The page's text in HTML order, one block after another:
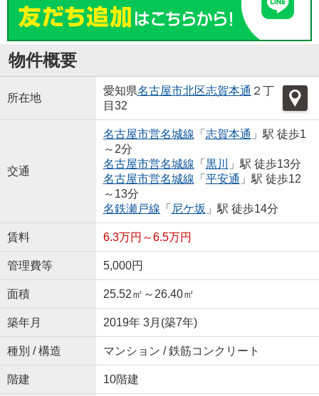
物件概要
所在地
愛知県名古屋市北区志賀本通 ２丁
目32
交通
名古屋市営名城線 「 志賀本通 」駅 徒歩1
～2分
名古屋市営名城線 「 黒川
」駅 徒歩13分
名古屋市営名城線 「 平安通 」駅 徒歩12
～13分
名鉄瀬戸線 「 尼ケ坂 」駅 徒歩14分
賃料 6.3万円～6.5万円
管理費等 5,000円
面積 25.52㎡～26.40㎡
築年月 2019年 3月(築7年)
種別 / 構造 マンション / 鉄筋コンクリート
階建 10階建